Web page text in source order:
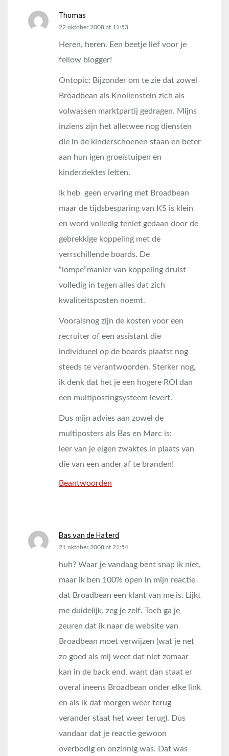
Thomas
says:
22 oktober 2008 at 11:53
Heren, heren. Een beetje lief voor je
fellow blogger!
Ontopic: Bijzonder om te zie dat zowel
Broadbean als Knollenstein zich als
volwassen marktpartij gedragen. Mijns
inziens zijn het alletwee nog diensten
die in de kinderschoenen staan en beter
aan hun igen groeistuipen en
kinderziektes letten.
Ik heb geen ervaring met Broadbean
maar de tijdsbesparing van KS is klein
en word volledig teniet gedaan door de
gebrekkige koppeling met de
verrschillende boards. De
“lompe”manier van koppeling druist
volledig in tegen alles dat zich
kwaliteitsposten noemt.
Vooralsnog zijn de kosten voor een
recruiter of een assistant die
individueel op de boards plaatst nog
steeds te verantwoorden. Sterker nog,
ik denk dat het je een hogere ROI dan
een multipostingsysteem levert.
Dus mijn advies aan zowel de
multiposters als Bas en Marc is:
leer van je eigen zwaktes in plaats van
die van een ander af te branden!
Beantwoorden
Bas van de Haterd
says:
21 oktober 2008 at 21:54
huh? Waar je vandaag bent snap ik niet,
maar ik ben 100% open in mijn reactie
dat Broadbean een klant van me is. Lijkt
me duidelijk, zeg je zelf. Toch ga je
zeuren dat ik naar de website van
Broadbean moet verwijzen (wat je net
zo goed als mij weet dat niet zomaar
kan in de back end, want dan staat er
overal ineens Broadbean onder elke link
en als ik dat morgen weer terug
verander staat het weer terug). Dus
vandaar dat je reactie gewoon
overbodig en onzinnig was. Dat was